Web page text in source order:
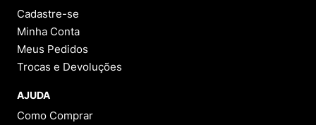
Cadastre-se
Minha Conta
Meus Pedidos
Trocas e Devoluções
AJUDA
Como Comprar